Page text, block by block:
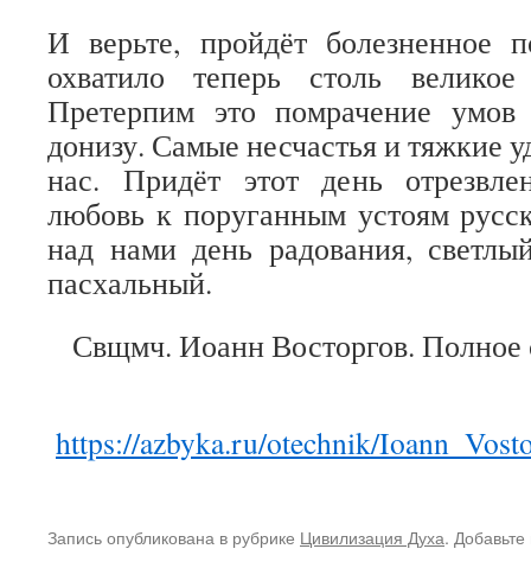
И верьте, пройдёт болезненное
охватило теперь столь
Претерпим это помрачение
донизу. Самые несчастья и тяжкие
нас. Придёт этот день
любовь к поруганным устоям
над нами день радования,
пасхальный.
Свщмч. Иоанн Восторгов. Полное
https://azbyka.ru/otechnik/
Запись опубликована в рубрике Цивилизация Духа.